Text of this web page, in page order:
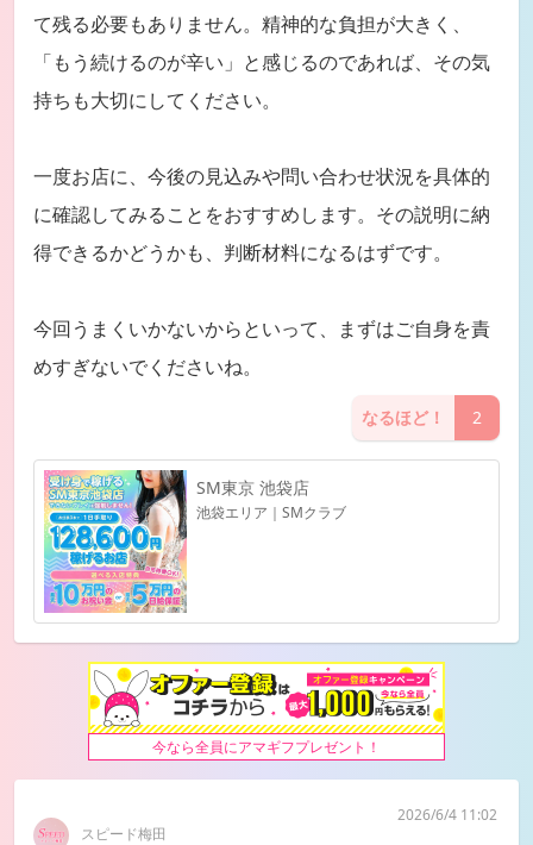
て残る必要もありません。精神的な負担が大きく、
「もう続けるのが辛い」と感じるのであれば、その気
持ちも大切にしてください。
一度お店に、今後の見込みや問い合わせ状況を具体的
に確認してみることをおすすめします。その説明に納
得できるかどうかも、判断材料になるはずです。
今回うまくいかないからといって、まずはご自身を責
めすぎないでくださいね。
なるほど！ 2
SM東京 池袋店
池袋エリア｜SMクラブ
今なら全員にアマギフプレゼント！
スピード梅田
2026/6/4 11:02